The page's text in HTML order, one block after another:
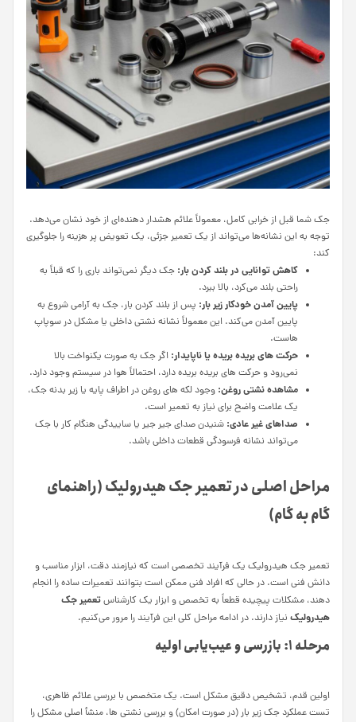
جک شما قبل از خرابی کامل، معمولاً علائم هشدار دهنده‌ای از خود نشان می‌دهد.
توجه به این نشانه‌ها می‌تواند از یک تعمیر جزئی، یک تعویض پر هزینه را جلوگیری
کند:
کاهش توانایی در بلند کردن بار: جک دیگر نمی‌تواند باری را که قبلاً به
راحتی بلند می‌کرد، بالا ببرد.
پایین آمدن خودکار زیر بار: پس از بلند کردن بار، جک به آرامی شروع به
پایین آمدن می‌کند. این معمولاً نشانه نشتی داخلی یا مشکل در سوپاپ‌
هاست.
حرکت‌ های بریده بریده یا ناپایدار: اگر جک به صورت یکنواخت بالا
نمی‌رود و حرکت‌ های بریده بریده دارد، احتمالاً هوا در سیستم وجود دارد.
مشاهده نشتی روغن: وجود لکه‌ های روغن در اطراف پایه یا زیر بدنه جک،
یک علامت واضح برای نیاز به تعمیر است.
صداهای غیر عادی: شنیدن صدای جیر جیر یا ساییدگی هنگام کار با جک
می‌تواند نشانه فرسودگی قطعات داخلی باشد.
مراحل اصلی در تعمیر جک هیدرولیک (راهنمای
گام به گام)
تعمیر جک هیدرولیک یک فرآیند تخصصی است که نیازمند دقت، ابزار مناسب و
دانش فنی است. در حالی که افراد فنی ممکن است بتوانند تعمیرات ساده را انجام
دهند، مشکلات پیچیده قطعاً به تخصص و ابزار یک کارشناستعمیر جک
هیدرولیک نیاز دارند. در ادامه مراحل کلی این فرآیند را مرور می‌کنیم.
مرحله ۱: بازرسی و عیب‌یابی اولیه
اولین قدم، تشخیص دقیق مشکل است. یک متخصص با بررسی علائم ظاهری،
تست عملکرد جک زیر بار (در صورت امکان) و بررسی نشتی‌ ها، منشأ اصلی مشکل را